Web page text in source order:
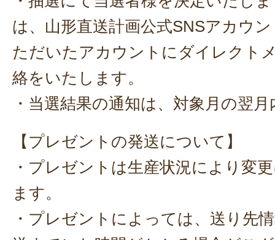
は、山形直送計画公式SNSアカウ
ただいたアカウントにダイレクト
絡をいたします。
・当選結果の通知は、対象月の翌
【プレゼントの発送について】
・プレゼントは生産状況により変
ます。
・プレゼントによっては、送り先